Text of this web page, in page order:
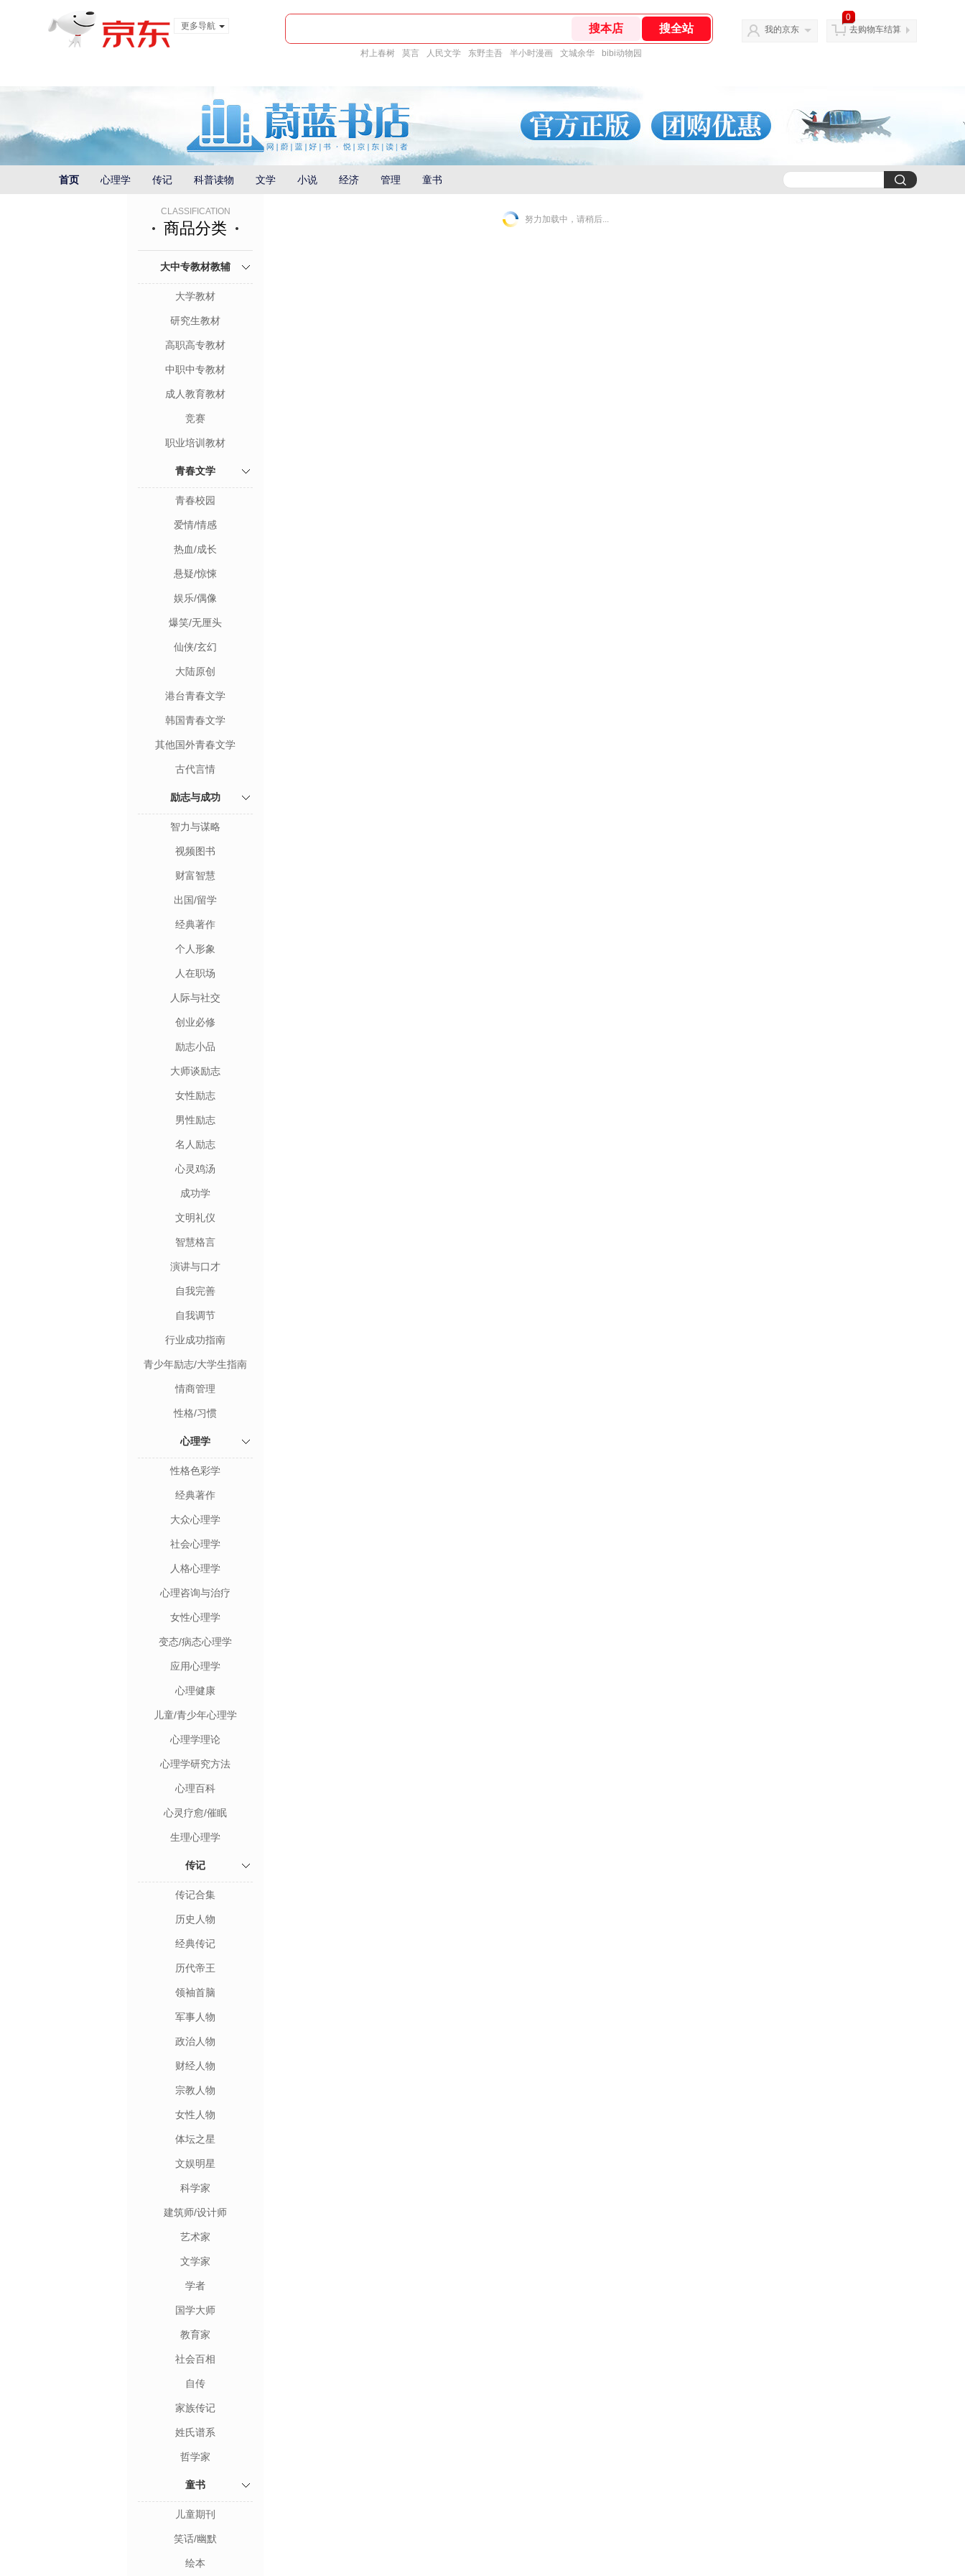
更多导航
村上春树 莫言 人民文学 东野圭吾 半小时漫画 文城余华 bibi动物园
我的京东
0
去购物车结算
首页 心理学 传记 科普读物 文学 小说 经济 管理 童书
CLASSIFICATION
商品分类
大中专教材教辅
大学教材
研究生教材
高职高专教材
中职中专教材
成人教育教材
竞赛
职业培训教材
青春文学
青春校园
爱情/情感
热血/成长
悬疑/惊悚
娱乐/偶像
爆笑/无厘头
仙侠/玄幻
大陆原创
港台青春文学
韩国青春文学
其他国外青春文学
古代言情
励志与成功
智力与谋略
视频图书
财富智慧
出国/留学
经典著作
个人形象
人在职场
人际与社交
创业必修
励志小品
大师谈励志
女性励志
男性励志
名人励志
心灵鸡汤
成功学
文明礼仪
智慧格言
演讲与口才
自我完善
自我调节
行业成功指南
青少年励志/大学生指南
情商管理
性格/习惯
心理学
性格色彩学
经典著作
大众心理学
社会心理学
人格心理学
心理咨询与治疗
女性心理学
变态/病态心理学
应用心理学
心理健康
儿童/青少年心理学
心理学理论
心理学研究方法
心理百科
心灵疗愈/催眠
生理心理学
传记
传记合集
历史人物
经典传记
历代帝王
领袖首脑
军事人物
政治人物
财经人物
宗教人物
女性人物
体坛之星
文娱明星
科学家
建筑师/设计师
艺术家
文学家
学者
国学大师
教育家
社会百相
自传
家族传记
姓氏谱系
哲学家
童书
儿童期刊
笑话/幽默
绘本
努力加载中，请稍后...